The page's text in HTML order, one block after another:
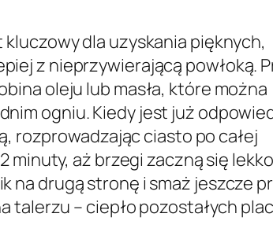
dla uzyskania pięknych,
z nieprzywierającą powłoką.
oleju lub masła, które można
ogniu. Kiedy jest już
rozprowadzając ciasto po całej
minuty, aż brzegi zaczną się
na drugą stronę i smaż jeszcze
talerzu – ciepło pozostałych